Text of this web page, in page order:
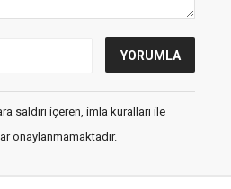
saldırı içeren, imla kuralları ile
onaylanmamaktadır.